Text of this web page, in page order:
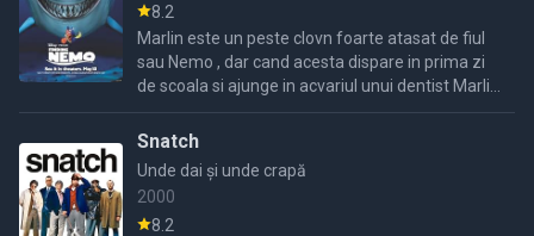
8.2
Marlin este un peste clovn foarte atasat de fiul
sau Nemo , dar cand acesta dispare in prima zi
de scoala si ajunge in acvariul unui dentist Marlin
pleaca in cautarea lui.Pe drum el se intalneste ...
Snatch
Unde dai și unde crapă
2000
8.2